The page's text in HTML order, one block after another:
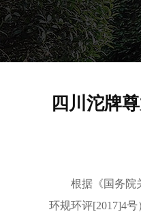
四川沱牌
根据 《国务
环规环评[2017]4号